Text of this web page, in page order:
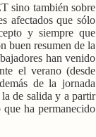
sino también sobre
afectados que sólo
y siempre que
buen resumen de la
han venido
el verano (desde
de la jornada
de salida y a partir
ha permanecido